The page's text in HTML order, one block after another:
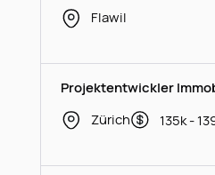
Flawil
Projektentwickler
Zürich
135k -